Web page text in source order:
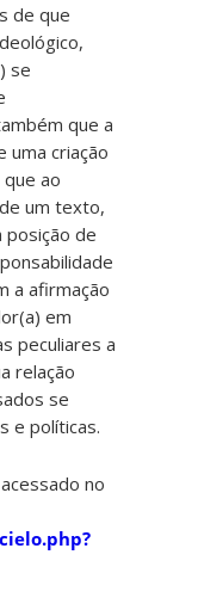
de que
se
que a
uma criação
ao
um texto,
posição de
a afirmação
em
peculiares a
relação
se
e políticas.
no